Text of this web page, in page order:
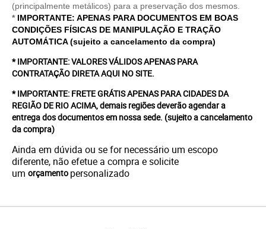
(principalmente metálicos) para a preservação dos mesmos.
* IMPORTANTE: APENAS PARA DOCUMENTOS EM BOAS
CONDIÇÕES FÍSICAS DE MANIPULAÇÃO E TRAÇÃO
AUTOMÁTICA (sujeito a cancelamento da compra)
* IMPORTANTE: VALORES VÁLIDOS APENAS PARA
CONTRATAÇÃO DIRETA AQUI NO SITE.
* IMPORTANTE: FRETE GRÁTIS APENAS PARA CIDADES DA
REGIÃO DE RIO ACIMA, demais regiões deverão agendar a
entrega dos documentos em nossa sede. (sujeito a cancelamento
da compra)
Ainda em dúvida ou se for necessário um escopo
diferente, não efetue a compra e solicite
um orçamento personalizado